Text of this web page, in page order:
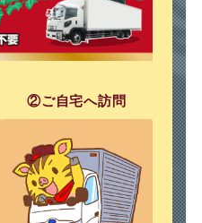
②ご自宅へ訪問